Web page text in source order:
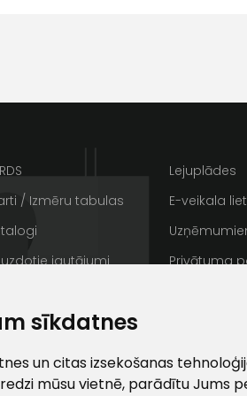
sīkdatnes
un citas izsekošanas
mūsu vietnē, parādītu Jums
/ Izmēru tabulas
uzdotie jautājumi
Galerija
Lejuplādes
E-veikala
Privātuma
privātuma politikai